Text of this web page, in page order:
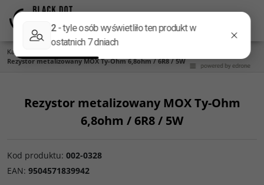
MenuPanel
Kategoria główna
Rezystor metalizowany MOX Ty-Ohm 6,8ohm / 6R8 / 5W
Rezystor metalizowany MOX Ty-Ohm
6,8ohm / 6R8 / 5W
Kod produktu: 002-0328
EAN: 9504571839942